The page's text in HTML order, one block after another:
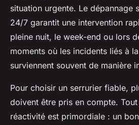
situation urgente. Le dépannage
24/7 garantit une intervention
pleine nuit, le week-end ou lors
moments où les incidents liés à
surviennent souvent de manière
Pour choisir un serrurier fiable,
doivent être pris en compte.
réactivité est primordiale : un